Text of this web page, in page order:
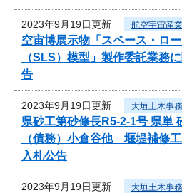
2023年9月19日更新 航空宇宙産
空宙博展示物「スペース・ロ
（SLS）模型」製作委託業務
告
2023年9月19日更新 大垣土木事
県砂工第砂修長R5-2-1号 県単
（債務）小倉谷他 堰堤補修
入札公告
2023年9月19日更新 大垣土木事